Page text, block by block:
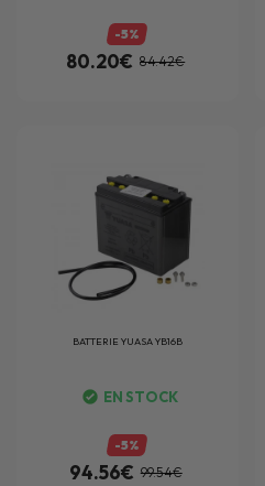
-5%
80.20€ 84.42€
BATTERIE YUASA YB16B
EN STOCK
-5%
94.56€ 99.54€